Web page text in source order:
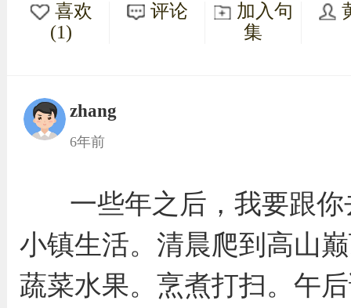
喜欢
(1)
评论
加入句
集
zhang
6年前
一些年之后，我要跟
小镇生活。清晨爬到高山
蔬菜水果。烹煮打扫。午